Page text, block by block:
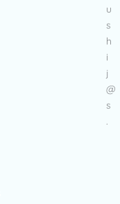
u
s
h
i
j
@
s
.